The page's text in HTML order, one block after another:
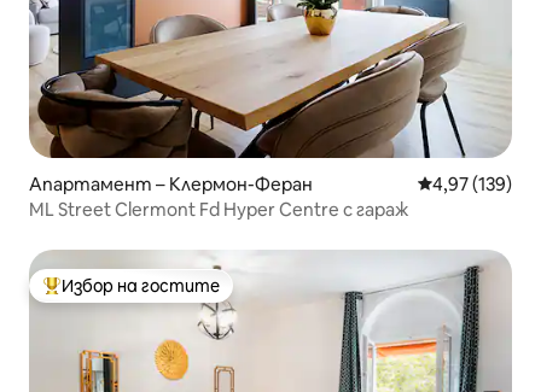
Апартамент – Клермон-Феран Средна
4,97 (139)
ML Street Clermont Fd Hyper Centre с гараж
Най-популярен избор на гостите
Избор на гостите